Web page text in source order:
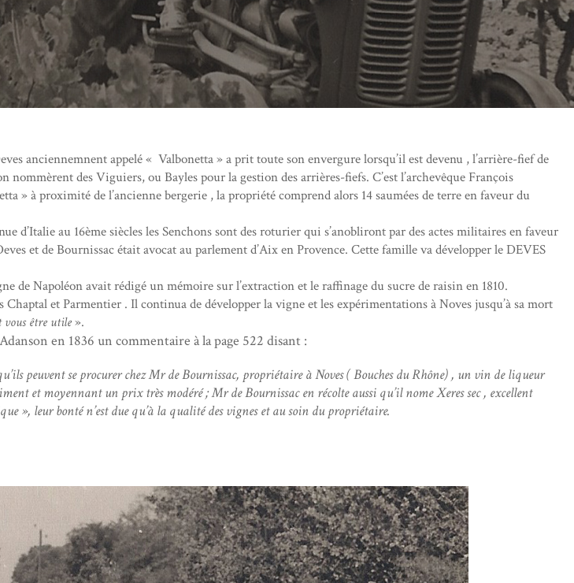
anciennemnent appelé « Valbonetta » a prit toute son envergure lorsqu’il est devenu , l’arrière-fief de
des Viguiers, ou Bayles pour la gestion des arrières-fiefs. C’est l’archevêque François
» à proximité de l’ancienne bergerie , la propriété comprend alors 14 saumées de terre en faveur du
d’Italie au 16ème siècles les Senchons sont des roturier qui s’anobliront par des actes militaires en faveur
et de Bournissac était avocat au parlement d’Aix en Provence. Cette famille va développer le DEVES
de Napoléon avait rédigé un mémoire sur l’extraction et le raffinage du sucre de raisin en 1810.
et Parmentier . Il continua de développer la vigne et les expérimentations à Noves jusqu’à sa mort
vous être utile».
en 1836 un commentaire à la page 522 disant :
peuvent se procurer chez Mr de Bournissac, propriétaire à Noves ( Bouches du Rhône) , un vin de liqueur
et moyennant un prix très modéré ; Mr de Bournissac en récolte aussi qu’il nome Xeres sec , excellent
», leur bonté n’est due qu’à la qualité des vignes et au soin du propriétaire.